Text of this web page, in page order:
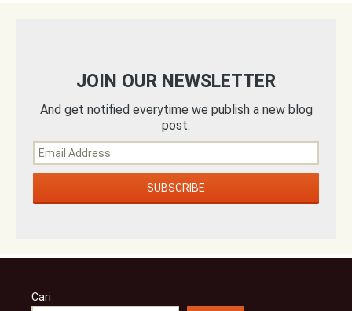
JOIN OUR NEWSLETTER
And get notified everytime we publish a new blog
post.
Cari